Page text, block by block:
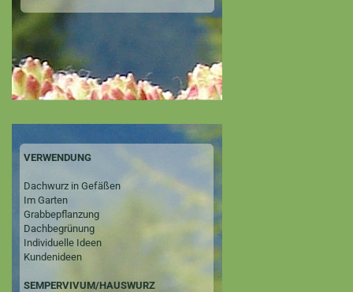
VERWENDUNG
Dachwurz in Gefäßen
Im Garten
Grabbepflanzung
Dachbegrünung
Individuelle Ideen
Kundenideen
SEMPERVIVUM/HAUSWURZ